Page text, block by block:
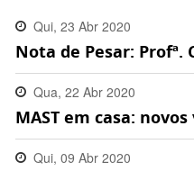
Qui, 23 Abr 2020
13:55:00 -0300
Nota de Pesar: Profª.
Qua, 22 Abr 2020
16:10:00 -0300
MAST em casa:
Qui, 09 Abr 2020